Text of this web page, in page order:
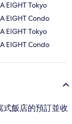
EIGHT Tokyo
EIGHT Condo
EIGHT Tokyo
EIGHT Condo
式飯店的預訂並收